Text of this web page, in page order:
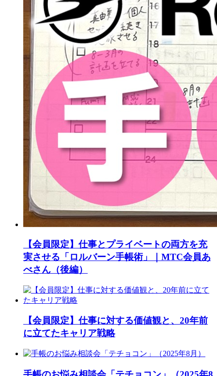
【会員限定】仕事とプライベートの両方を充
実させる「ロルバーン手帳術」｜MTC会員あ
べさん（後編）
【会員限定】仕事に対する価値観と、20年前
に立てたキャリア戦略